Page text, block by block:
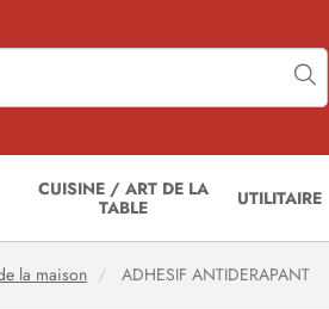
CUISINE / ART DE LA
TABLE
UTILITAIRE
la maison ADHESIF ANTIDERAPANT